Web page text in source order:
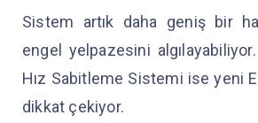
Sistem artık daha geniş bir
engel yelpazesini
Hız Sabitleme Sistemi ise yeni
dikkat çekiyor.